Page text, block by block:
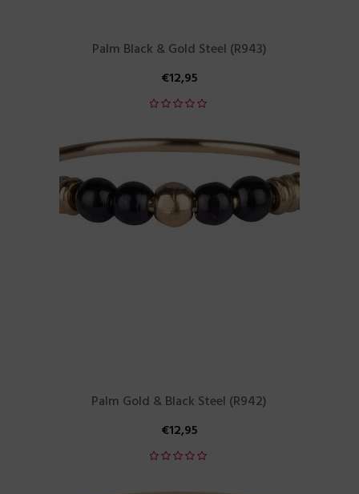
Palm Black & Gold Steel (R943)
€12,95
Palm Gold & Black Steel (R942)
€12,95